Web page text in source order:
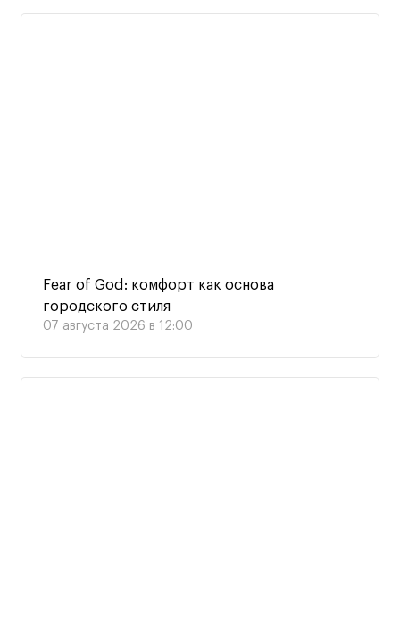
Fear of God: комфорт как основа
городского стиля
07 августа 2026 в 12:00